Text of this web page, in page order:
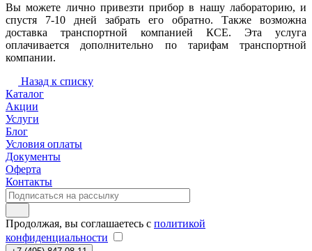
Вы можете лично привезти прибор в нашу лабораторию, и
спустя 7-10 дней забрать его обратно. Также возможна
доставка транспортной компанией КСЕ. Эта услуга
оплачивается дополнительно по тарифам транспортной
компании.
Назад к списку
Каталог
Акции
Услуги
Блог
Условия оплаты
Документы
Оферта
Контакты
Продолжая, вы соглашаетесь с политикой
конфиденциальности